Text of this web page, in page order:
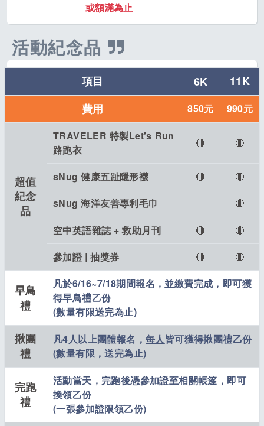
或額滿為止
活動紀念品
項目 6K
11K
費用
850元 990元
超值
紀念
品
TRAVELER 特製Let's Run
路跑衣
🔴 🔴
sNug 健康五趾隱形襪 🔴
🔴
sNug 海洋友善專利毛巾
🔴
空中英語雜誌 + 救助月刊
🔴
🔴
參加證 | 抽獎券
🔴 🔴
早鳥
禮
凡於6/16~7/18期間報名，並繳費完成，即可獲
得早鳥禮乙份
(數量有限送完為止)
揪團
禮
凡4人以上團體報名， 每人皆可獲得揪團禮乙份
(數量有限，送完為止)
完跑
禮
活動當天，完跑後憑參加證至相關帳篷，即可
換領乙份
(一張參加證限領乙份)